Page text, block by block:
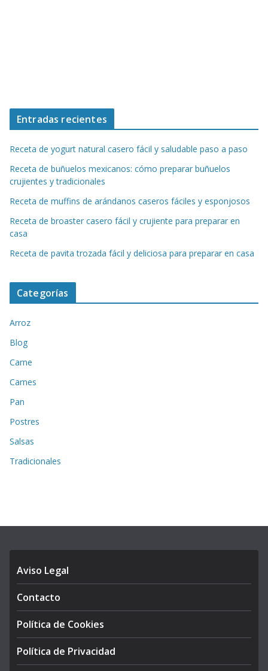
Entradas recientes
Receta de yogurt natural casero fácil y saludable paso a paso
Receta de buñuelos mexicanos: cómo preparar buñuelos
crujientes y tradicionales
Receta de muffins de arándanos caseros fáciles y esponjosos
Receta de broaster casero fácil y crujiente para preparar en
casa
Receta de pavita trozada fácil y deliciosa para preparar en casa
Categorías
Arroz
Blog
Carne
Carnes
Pan
Postres
Salsas
Tradicionales
Aviso Legal
Contacto
Política de Cookies
Política de Privacidad